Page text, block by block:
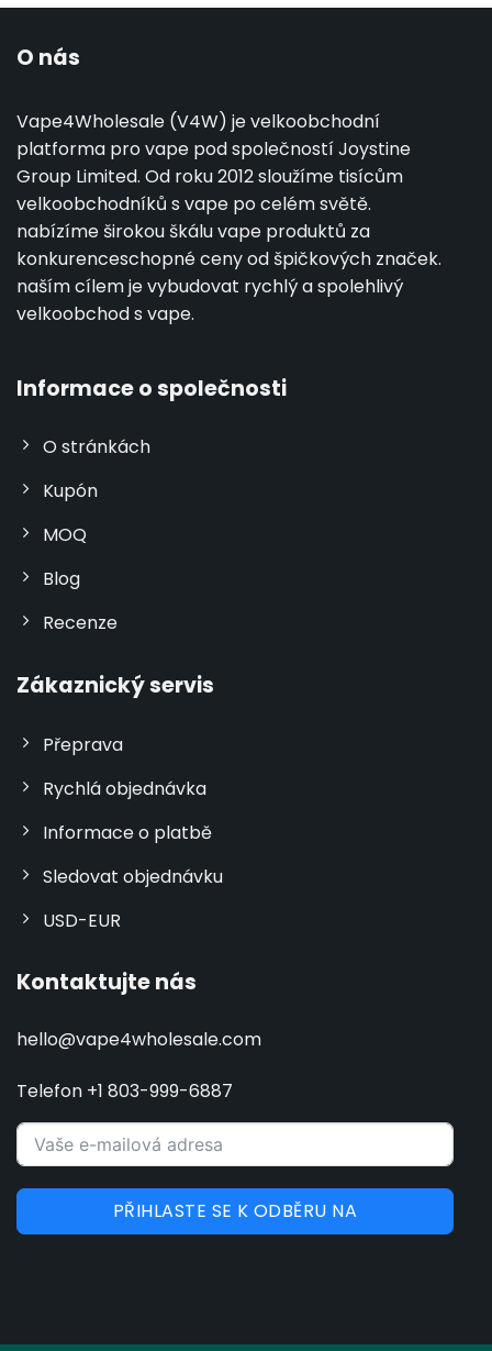
O nás
Vape4Wholesale (V4W) je velkoobchodní
platforma pro vape pod společností Joystine
Group Limited. Od roku 2012 sloužíme tisícům
velkoobchodníků s vape po celém světě.
nabízíme širokou škálu vape produktů za
konkurenceschopné ceny od špičkových značek.
naším cílem je vybudovat rychlý a spolehlivý
velkoobchod s vape.
Informace o společnosti
O stránkách
Kupón
MOQ
Blog
Recenze
Zákaznický servis
Přeprava
Rychlá objednávka
Informace o platbě
Sledovat objednávku
USD-EUR
Kontaktujte nás
hello@vape4wholesale.com
Telefon +1 803-999-6887
PŘIHLASTE SE K ODBĚRU NA